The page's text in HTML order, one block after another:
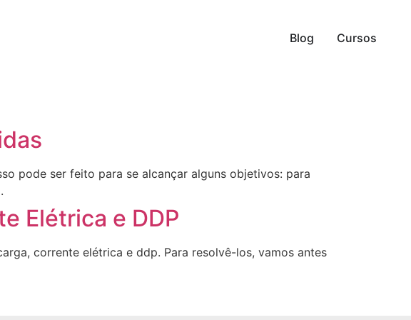
Blog Cursos
pode ser feito para se alcançar alguns objetivos: para
Elétrica e DDP
corrente elétrica e ddp. Para resolvê-los, vamos antes